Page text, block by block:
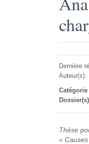
Dernière
Auteur(s):
Catégorie
Thèse
«